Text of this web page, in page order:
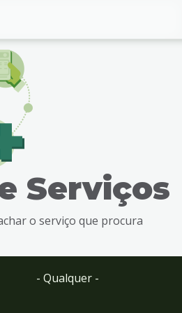
Serviços
o serviço que procura
- Qualquer -